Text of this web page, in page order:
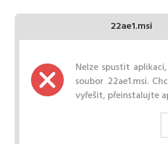
22ae1.msi
Nelze spustit
soubor 22ae1.msi.
vyřešit, přeinstalujte